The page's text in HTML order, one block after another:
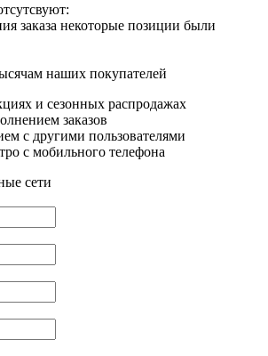
заказа некоторые позиции были
наших покупателей
и сезонных распродажах
заказов
с другими пользователями
с мобильного телефона
сети